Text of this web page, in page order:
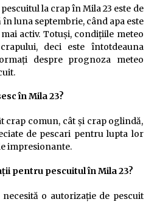
la crap în Mila 23 este de
luna septembrie, când apa este
activ. Totuși, condițiile meteo
deci este întotdeauna
despre prognoza meteo
în Mila 23?
crap comun, cât și crap oglindă,
de pescari pentru lupta lor
impresionante.
pentru pescuitul în Mila 23?
o autorizație de pescuit